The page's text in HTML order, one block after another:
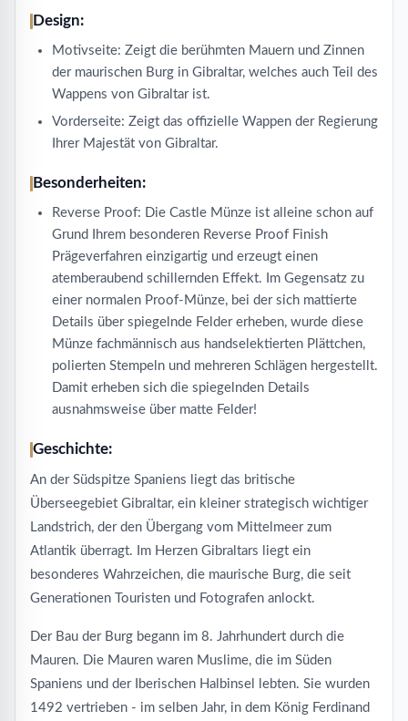
Design:
Motivseite: Zeigt die berühmten Mauern und Zinnen
der maurischen Burg in Gibraltar, welches auch Teil des
Wappens von Gibraltar ist.
Vorderseite: Zeigt das offizielle Wappen der Regierung
Ihrer Majestät von Gibraltar.
Besonderheiten:
Reverse Proof: Die Castle Münze ist alleine schon auf
Grund Ihrem besonderen Reverse Proof Finish
Prägeverfahren einzigartig und erzeugt einen
atemberaubend schillernden Effekt. Im Gegensatz zu
einer normalen Proof-Münze, bei der sich mattierte
Details über spiegelnde Felder erheben, wurde diese
Münze fachmännisch aus handselektierten Plättchen,
polierten Stempeln und mehreren Schlägen hergestellt.
Damit erheben sich die spiegelnden Details
ausnahmsweise über matte Felder!
Geschichte:
An der Südspitze Spaniens liegt das britische
Überseegebiet Gibraltar, ein kleiner strategisch wichtiger
Landstrich, der den Übergang vom Mittelmeer zum
Atlantik überragt. Im Herzen Gibraltars liegt ein
besonderes Wahrzeichen, die maurische Burg, die seit
Generationen Touristen und Fotografen anlockt.
Der Bau der Burg begann im 8. Jahrhundert durch die
Mauren. Die Mauren waren Muslime, die im Süden
Spaniens und der Iberischen Halbinsel lebten. Sie wurden
1492 vertrieben - im selben Jahr, in dem König Ferdinand